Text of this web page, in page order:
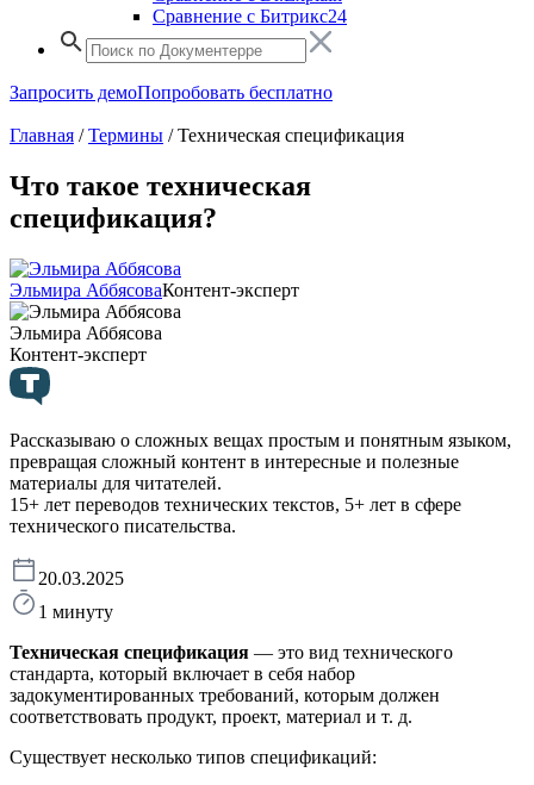
Сравнение с Битрикс24
Запросить демоПопробовать бесплатно
Главная /Термины /Техническая спецификация
Что такое техническая
спецификация?
Эльмира АббясоваКонтент-эксперт
Эльмира Аббясова
Контент-эксперт
Рассказываю о сложных вещах простым и понятным языком,
превращая сложный контент в интересные и полезные
материалы для читателей.
15+ лет переводов технических текстов, 5+ лет в сфере
технического писательства.
20.03.2025
1 минуту
Техническая спецификация — это вид технического
стандарта, который включает в себя набор
задокументированных требований, которым должен
соответствовать продукт, проект, материал и т. д.
Существует несколько типов спецификаций: